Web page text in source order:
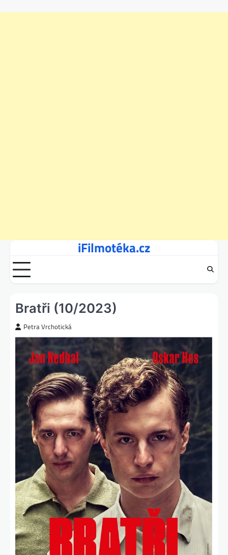
content
iFilmotéka.cz
Bratři (10/2023)
Petra Vrchotická